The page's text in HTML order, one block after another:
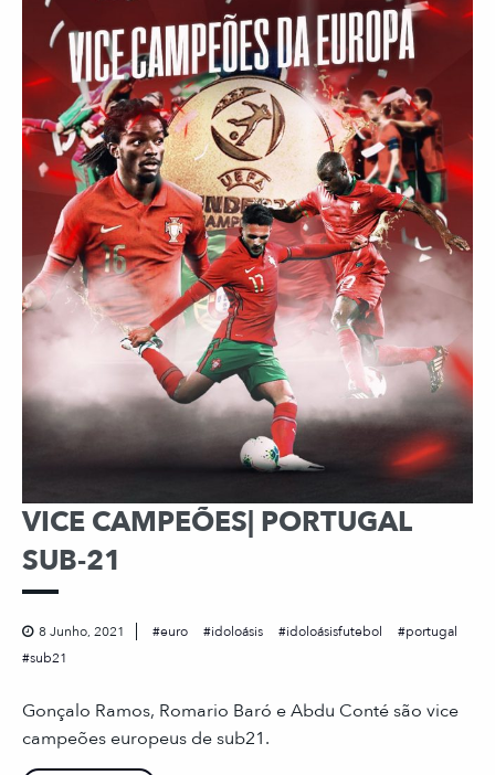
VICE CAMPEÕES| PORTUGAL
SUB-21
8 Junho, 2021 euro idoloásis idoloásisfutebol
portugal
sub21
Gonçalo Ramos, Romario Baró e Abdu Conté são vice
campeões europeus de sub21.